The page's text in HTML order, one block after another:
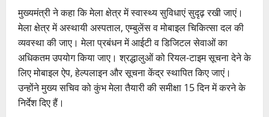
मुख्यमंत्री ने कहा कि मेला क्षेत्र में स्वास्थ्य सुविधाएं सुदृढ़ रखी जाएं।
मेला क्षेत्र में अस्थायी अस्पताल, एम्बुलेंस व मोबाइल चिकित्सा दल की
व्यवस्था की जाए। मेला प्रबंधन में आईटी व डिजिटल सेवाओं का
अधिकतम उपयोग किया जाए। श्रद्धालुओं को रियल-टाइम सूचना देने के
लिए मोबाइल ऐप, हेल्पलाइन और सूचना केंद्र स्थापित किए जाएं।
उन्होंने मुख्य सचिव को कुंभ मेला तैयारी की समीक्षा 15 दिन में करने के
निर्देश दिए हैं।